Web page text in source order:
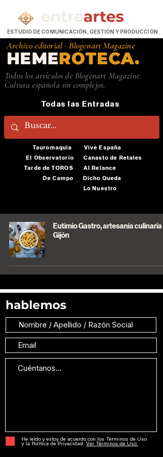
ESTUDIO DE COMUNICACIÓN, GESTIÓN Y PRODUCCIÓN
Archivo editorial · Blogenart Magazine
HEMEROTECA.
Todos los artículos de Blogenart Magazine.
Cultura española sin complejos.
Todas las Entradas
Tauromaquia
El Observatorio
Tarde de TOROS
De Campo
Vive España
Canasto de Retales
Al Relance
Dicho Queda
Lo Nuestro
Eutimio Gastro, artesanía culinaria
Gijón
hablemos
He leído y estoy de acuerdo con los Términos de Uso
y la Política de Privacidad.
Ver Términos de Uso.